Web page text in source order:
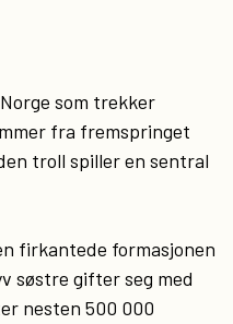
som trekker
fra fremspringet
troll spiller en sentral
firkantede formasjonen
søstre gifter seg med
nesten 500 000